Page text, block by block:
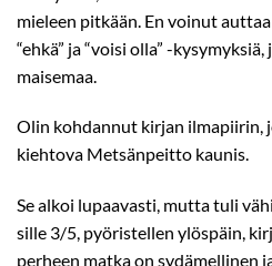
mieleen pitkään. En voinut
“ehkä” ja “voisi olla” -
maisemaa.
Olin kohdannut kirjan ilmapiirin,
kiehtova Metsänpeitto kaunis.
Se alkoi lupaavasti, mutta tuli
sille 3/5, pyöristellen ylöspäin,
perheen matka on sydämellinen